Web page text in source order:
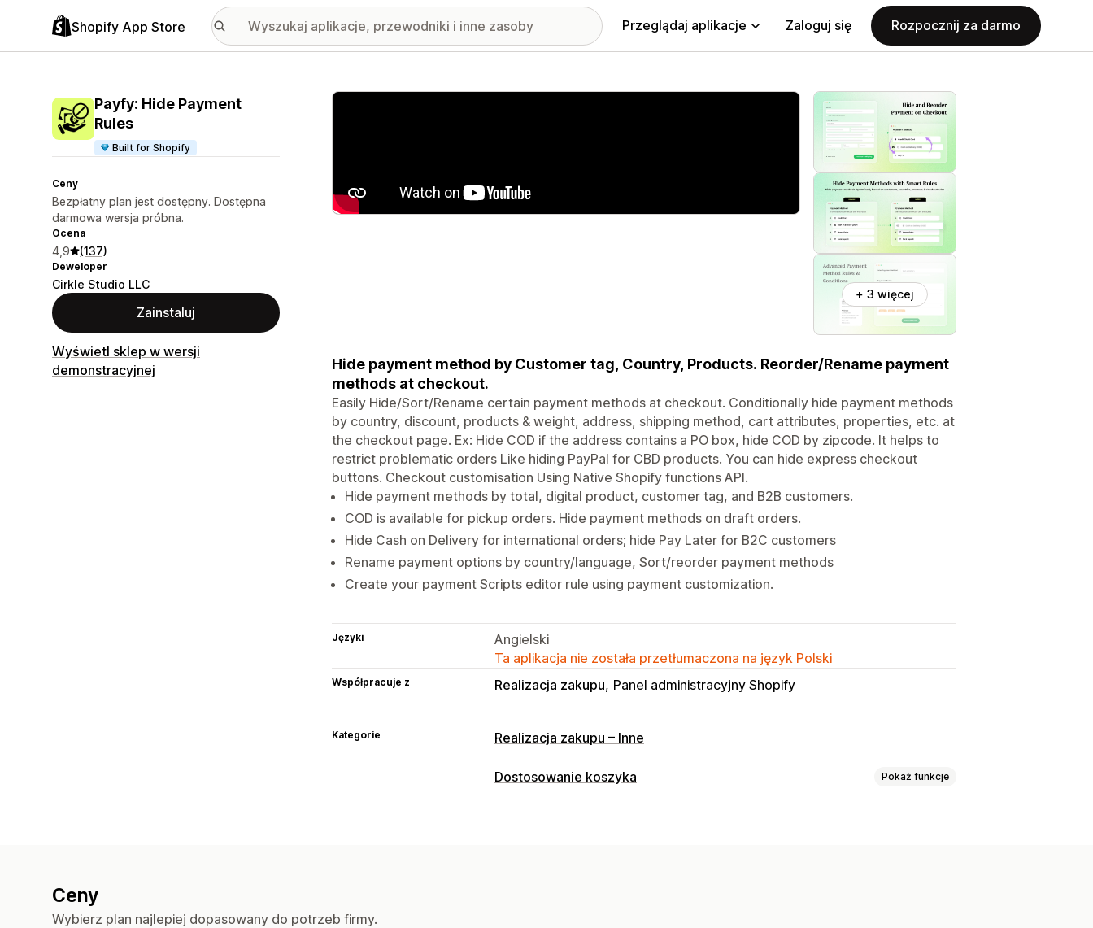
Shopify App Store Przeglądaj aplikacje Zaloguj się Rozpocznij za darmo
Payfy: Hide Payment
Rules
Built for Shopify
Ceny
Bezpłatny plan jest dostępny. Dostępna
darmowa wersja próbna.
Ocena
4,9 (137)
Deweloper
Cirkle Studio LLC
Zainstaluj
Wyświetl sklep w wersji
demonstracyjnej
Wyróżnione obrazy w galerii
+ 3 więcej
Hide payment method by Customer tag, Country, Products. Reorder/Rename payment
methods at checkout.
Easily Hide/Sort/Rename certain payment methods at checkout. Conditionally hide payment methods
by country, discount, products & weight, address, shipping method, cart attributes, properties, etc. at
the checkout page. Ex: Hide COD if the address contains a PO box, hide COD by zipcode. It helps to
restrict problematic orders Like hiding PayPal for CBD products. You can hide express checkout
buttons. Checkout customisation Using Native Shopify functions API.
Hide payment methods by total, digital product, customer tag, and B2B customers.
COD is available for pickup orders. Hide payment methods on draft orders.
Hide Cash on Delivery for international orders; hide Pay Later for B2C customers
Rename payment options by country/language, Sort/reorder payment methods
Create your payment Scripts editor rule using payment customization.
Języki
Angielski
Ta aplikacja nie została przetłumaczona na język Polski
Współpracuje z Realizacja zakupu Panel administracyjny Shopify
Kategorie Realizacja zakupu – Inne
Dostosowanie koszyka Pokaż funkcje
Ceny
Wybierz plan najlepiej dopasowany do potrzeb firmy.